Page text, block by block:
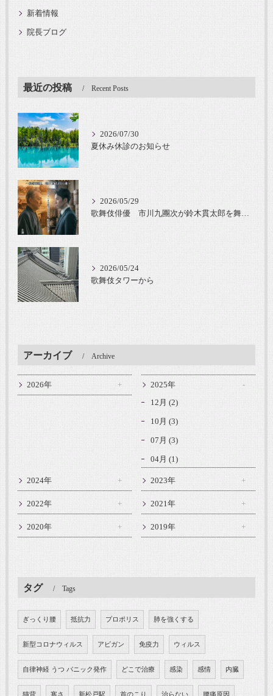
新着情報
院長ブログ
最近の投稿 Recent Posts
2026/07/30
夏休み休診のお知らせ
2026/05/29
歌舞伎俳優 市川九團次が鈴木貫太郎を舞台化
2026/05/24
歌舞伎タワーから
アーカイブ Archive
2026年 2025年
12月 (2)
10月 (3)
07月 (3)
04月 (1)
2024年 2023年
2022年 2021年
2020年 2019年
タグ Tags
ぎっくり腰 抵抗力 プロポリス 肺を強くする
新型コロナウィルス アビガン 免疫力 ウィルス
自律神経 うつ パニック発作 どこで治療 感染 感情 内臓
猫背 寒さ 新松戸駅 首のこり 治らない 腰痛原因